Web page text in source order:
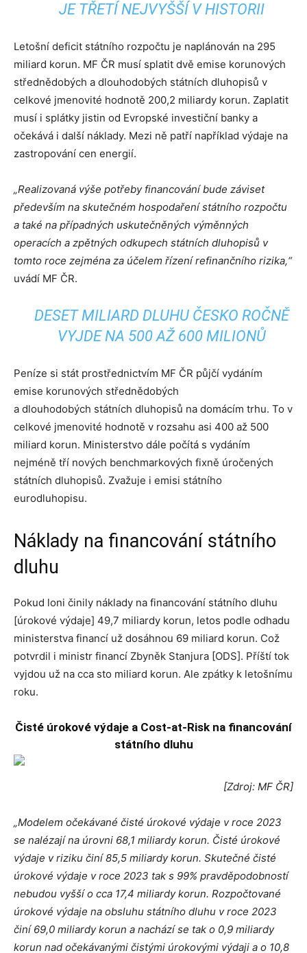
JE TŘETÍ NEJVYŠŠÍ V HISTORII
Letošní deficit státního rozpočtu je naplánován na 295
miliard korun. MF ČR musí splatit dvě emise korunových
střednědobých a dlouhodobých státních dluhopisů v
celkové jmenovité hodnotě 200,2 miliardy korun. Zaplatit
musí i splátky jistin od Evropské investiční banky a
očekává i další náklady. Mezi ně patří například výdaje na
zastropování cen energií.
„Realizovaná výše potřeby financování bude záviset
především na skutečném hospodaření státního rozpočtu
a také na případných uskutečněných výměnných
operacích a zpětných odkupech státních dluhopisů v
tomto roce zejména za účelem řízení refinančního rizika,“
uvádí MF ČR.
DESET MILIARD DLUHU ČESKO ROČNĚ
VYJDE NA 500 AŽ 600 MILIONŮ
Peníze si stát prostřednictvím MF ČR půjčí vydáním
emise korunových střednědobých
a dlouhodobých státních dluhopisů na domácím trhu. To v
celkové jmenovité hodnotě v rozsahu asi 400 až 500
miliard korun. Ministerstvo dále počítá s vydáním
nejméně tří nových benchmarkových fixně úročených
státních dluhopisů. Zvažuje i emisi státního
eurodluhopisu.
Náklady na financování státního
dluhu
Pokud loni činily náklady na financování státního dluhu
[úrokové výdaje] 49,7 miliardy korun, letos podle odhadu
ministerstva financí už dosáhnou 69 miliard korun. Což
potvrdil i ministr financí Zbyněk Stanjura [ODS]. Příští tok
vyjdou už na cca sto miliard korun. Ale zpátky k letošnímu
roku.
Čisté úrokové výdaje a Cost-at-Risk na financování
státního dluhu
[Zdroj: MF ČR]
„Modelem očekávané čisté úrokové výdaje v roce 2023
se nalézají na úrovni 68,1 miliardy korun. Čisté úrokové
výdaje v riziku činí 85,5 miliardy korun. Skutečné čisté
úrokové výdaje v roce 2023 tak s 99% pravděpodobností
nebudou vyšší o cca 17,4 miliardy korun. Rozpočtované
úrokové výdaje na obsluhu státního dluhu v roce 2023
činí 69,0 miliardy korun a nachází se tak o 0,9 miliardy
korun nad očekávanými čistými úrokovými výdaji a o 10,8